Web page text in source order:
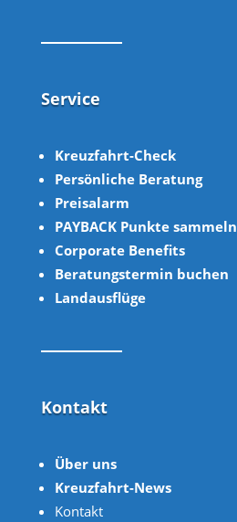
Service
Kreuzfahrt-Check
Persönliche Beratung
Preisalarm
PAYBACK Punkte sammeln
Corporate Benefits
Beratungstermin buchen
Landausflüge
Kontakt
Über uns
Kreuzfahrt-News
Kontakt